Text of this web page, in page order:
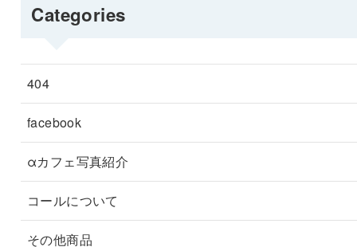
Categories
404
facebook
αカフェ写真紹介
コールについて
その他商品